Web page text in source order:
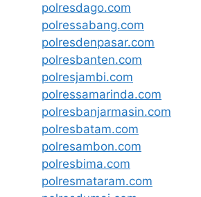
polresdago.com
polressabang.com
polresdenpasar.com
polresbanten.com
polresjambi.com
polressamarinda.com
polresbanjarmasin.com
polresbatam.com
polresambon.com
polresbima.com
polresmataram.com